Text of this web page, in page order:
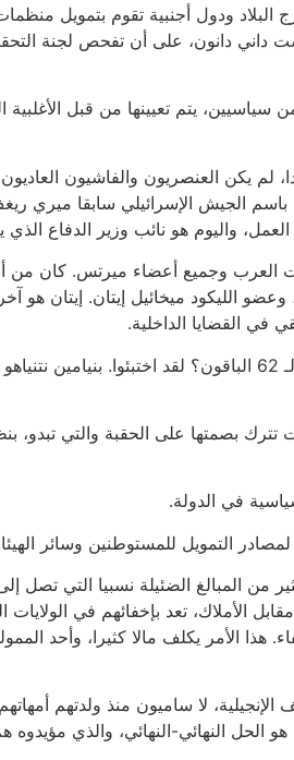
البلاد ودول أجنبية تقوم بتمويل
داني دانون، على أن تفحص لجنة
يتم تعيينها من قبل الأغلبية
للاهتمام من أيّد ومن عارض في التصويت. من بين الـ 41
باسم الجيش الإسرائيلي سابقا ميري
واليوم هو نائب وزير الدفاع الذي
أعضاء الكنيست العرب وجميع أعضاء
الليكود ميخائيل إيتان. إيتان
في القضايا الداخلية.
كان قد صوت ما مجموعه 58 من بين الـ 120 عضو كنيست. أين
تترك بصمتها على الحقبة والتي
في الدولة.
التمويل للمستوطنين وسائر
من المبالغ الضئيلة نسبيا التي
الأملاك، تعد بإخفائهم في
الأمر يكلف مالا كثيرا، وأحد
لا ساميون منذ ولدتهم
هو الحل النهائي-النهائي، والذي